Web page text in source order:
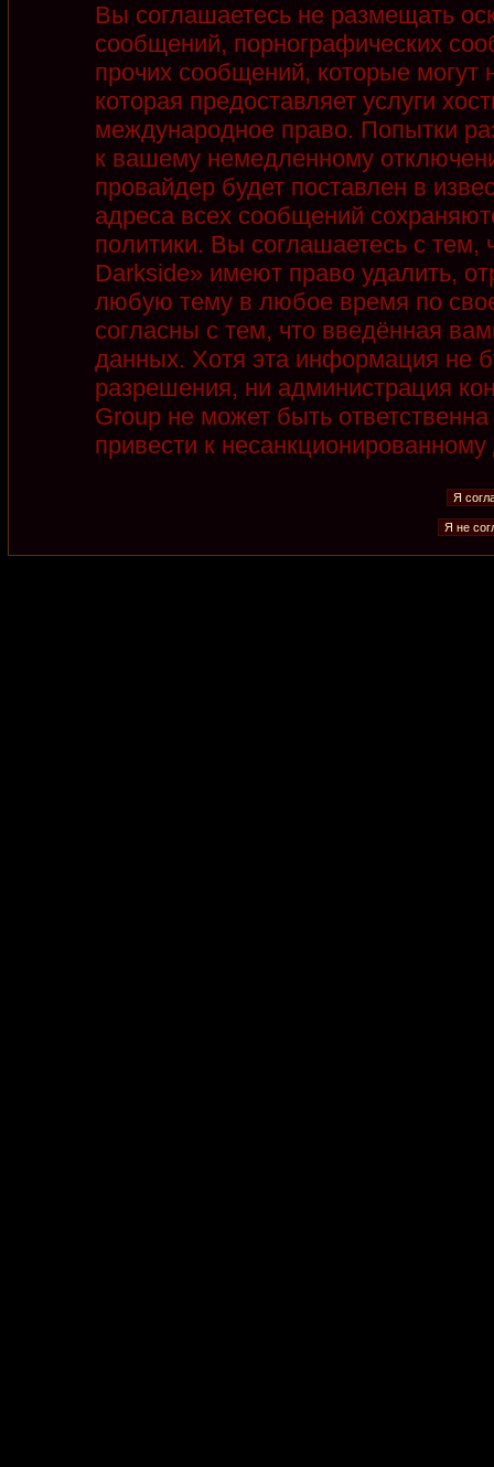
Вы соглашаетесь не размещать
сообщений, порнографических
прочих сообщений, которые
которая предоставляет услуги
международное право. Попытки
к вашему немедленному
провайдер будет поставлен в
адреса всех сообщений
политики. Вы соглашаетесь с
Darkside» имеют право удалить,
любую тему в любое время по
согласны с тем, что введённая
данных. Хотя эта информация не
разрешения, ни администрация
Group не может быть
привести к несанкционированному